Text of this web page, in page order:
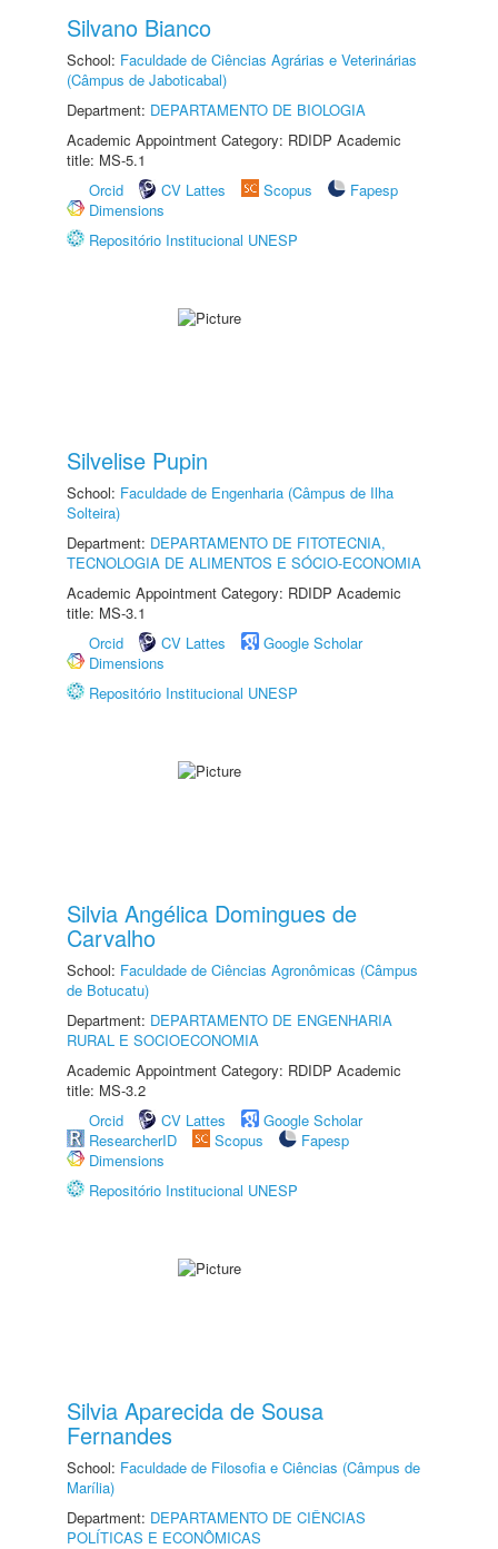
Silvano Bianco
School: Faculdade de Ciências Agrárias e Veterinárias
(Câmpus de Jaboticabal)
Department: DEPARTAMENTO DE BIOLOGIA
Academic Appointment Category: RDIDP Academic
title: MS-5.1
Orcid
CV Lattes Scopus
Fapesp
Dimensions
Repositório Institucional UNESP
Silvelise Pupin
School: Faculdade de Engenharia (Câmpus de Ilha
Solteira)
Department: DEPARTAMENTO DE FITOTECNIA,
TECNOLOGIA DE ALIMENTOS E SÓCIO-ECONOMIA
Academic Appointment Category: RDIDP Academic
title: MS-3.1
Orcid
CV Lattes
Google Scholar
Dimensions
Repositório Institucional UNESP
Silvia Angélica Domingues de
Carvalho
School: Faculdade de Ciências Agronômicas (Câmpus
de Botucatu)
Department: DEPARTAMENTO DE ENGENHARIA
RURAL E SOCIOECONOMIA
Academic Appointment Category: RDIDP Academic
title: MS-3.2
Orcid
CV Lattes
Google Scholar
ResearcherID
Scopus
Fapesp
Dimensions
Repositório Institucional UNESP
Silvia Aparecida de Sousa
Fernandes
School: Faculdade de Filosofia e Ciências (Câmpus de
Marília)
Department: DEPARTAMENTO DE CIÊNCIAS
POLÍTICAS E ECONÔMICAS